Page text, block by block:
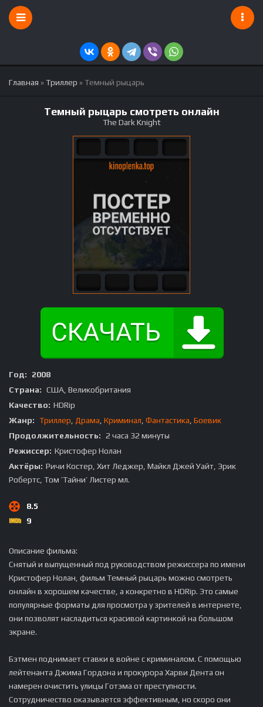
Главная »Триллер » Темный рыцарь
Темный рыцарь смотреть онлайн
The Dark Knight
Год:
2008
Страна: США, Великобритания
Качество: HDRip
Жанр: Триллер Драма Криминал Фантастика Боевик
Продолжительность: 2 часа 32 минуты
Режиссер: Кристофер Нолан
Актёры: Ричи Костер, Хит Леджер, Майкл Джей Уайт, Эрик
Робертс, Том ’Тайни’ Листер мл.
8.5
9
Описание фильма:
Снятый и выпущенный под руководством режиссера по имени
Кристофер Нолан, фильм Темный рыцарь можно смотреть
онлайн в хорошем качестве, а конкретно в HDRip. Это самые
популярные форматы для просмотра у зрителей в интернете,
они позволят насладиться красивой картинкой на большом
экране.
Бэтмен поднимает ставки в войне с криминалом. С помощью
лейтенанта Джима Гордона и прокурора Харви Дента он
намерен очистить улицы Готэма от преступности.
Сотрудничество оказывается эффективным, но скоро они